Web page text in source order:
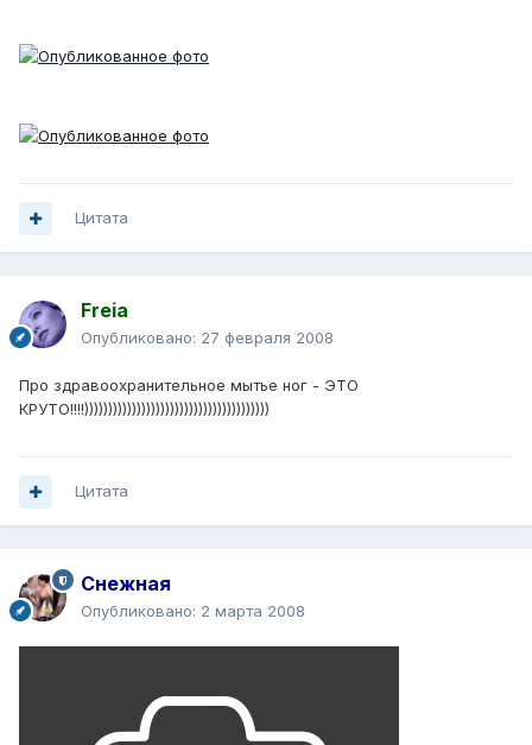
Цитата
Freia
Опубликовано: 27 февраля 2008
Про здравоохранительное мытье ног - ЭТО
КРУТО!!!!)))))))))))))))))))))))))))))))))))))))
Цитата
Снежная
Опубликовано: 2 марта 2008